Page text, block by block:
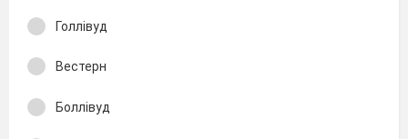
Голлівуд
Вестерн
Боллівуд